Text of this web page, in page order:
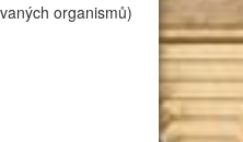
organismů)